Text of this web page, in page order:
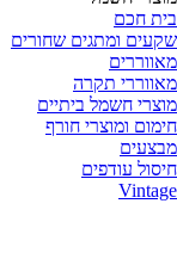
בית חכם
שקעים ומתגים שחורים
מאווררים
מאווררי תקרה
מוצרי חשמל ביתיים
חימום ומוצרי חורף
מבצעים
חיסול עודפים
Vintage